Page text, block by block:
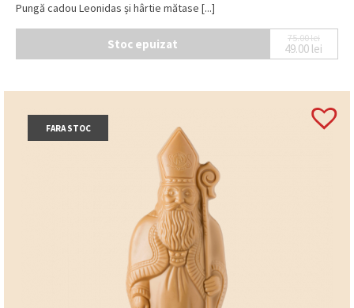
Pungă cadou Leonidas și hârtie mătase [...]
Stoc epuizat 75.00lei
Prețul
49.00 lei
Prețul
FARA STOC